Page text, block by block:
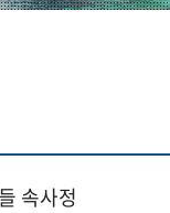
속사정